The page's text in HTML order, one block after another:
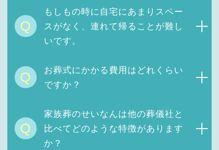
Q
もしもの時に自宅にあまりスペー
スがなく、連れて帰ることが難し
いです。
Q お葬式にかかる費用は どれくらい
ですか？
Q
家族葬のせいなんは他の葬儀社と
比べてどのような特徴があります
か？